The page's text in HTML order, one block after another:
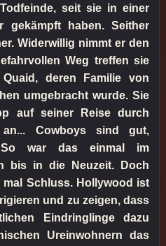
seit sie in einer
gekämpft haben. Seither
Widerwillig nimmt er den
Weg treffen sie
deren Familie von
umgebracht wurde. Sie
auf seiner Reise durch
an... Cowboys sind gut,
war das einmal im
bis in die Neuzeit. Doch
Schluss. Hollywood ist
und zu zeigen, dass
Eindringlinge dazu
Ureinwohnern das